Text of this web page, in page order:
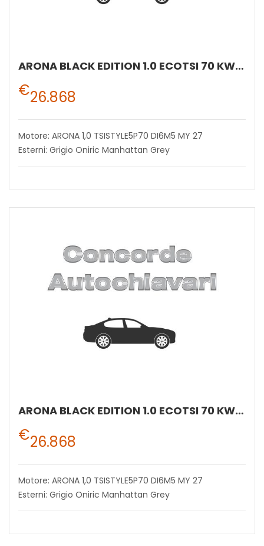
ARONA BLACK EDITION 1.0 ECOTSI 70 KW (95 CV) BENZINA MANUALE 5 MARCE 2WD
€26.868
Motore: ARONA 1,0 TSISTYLE5P70 DI6M5 MY 27
Esterni: Grigio Oniric Manhattan Grey
ARONA BLACK EDITION 1.0 ECOTSI 70 KW (95 CV) BENZINA MANUALE 5 MARCE 2WD
€26.868
Motore: ARONA 1,0 TSISTYLE5P70 DI6M5 MY 27
Esterni: Grigio Oniric Manhattan Grey